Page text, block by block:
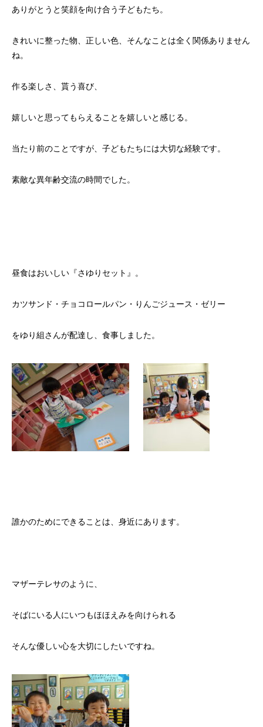
ありがとうと笑顔を向け合う子どもたち。
きれいに整った物、正しい色、そんなことは全く関係ありません
ね。
作る楽しさ、貰う喜び、
嬉しいと思ってもらえることを嬉しいと感じる。
当たり前のことですが、子どもたちには大切な経験です。
素敵な異年齢交流の時間でした。
昼食はおいしい『さゆりセット』。
カツサンド・チョコロールパン・りんごジュース・ゼリー
をゆり組さんが配達し、食事しました。
誰かのためにできることは、身近にあります。
マザーテレサのように、
そばにいる人にいつもほほえみを向けられる
そんな優しい心を大切にしたいですね。